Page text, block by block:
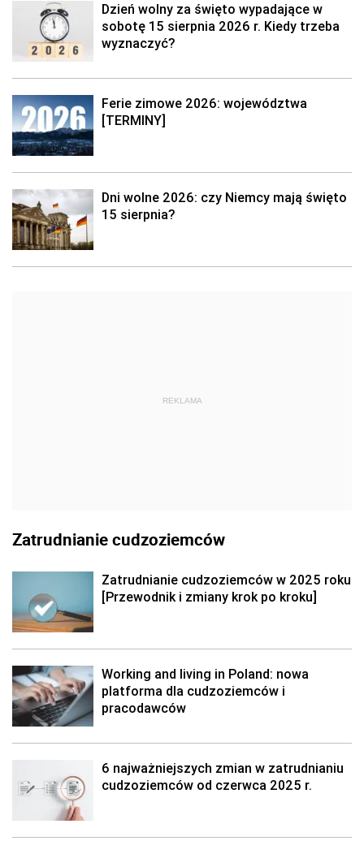
Dzień wolny za święto wypadające w
sobotę 15 sierpnia 2026 r. Kiedy trzeba
wyznaczyć?
Ferie zimowe 2026: województwa
[TERMINY]
Dni wolne 2026: czy Niemcy mają święto
15 sierpnia?
REKLAMA
Zatrudnianie cudzoziemców
Zatrudnianie cudzoziemców w 2025 roku
[Przewodnik i zmiany krok po kroku]
Working and living in Poland: nowa
platforma dla cudzoziemców i
pracodawców
6 najważniejszych zmian w zatrudnianiu
cudzoziemców od czerwca 2025 r.